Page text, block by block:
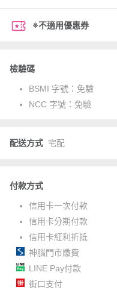
※不適用優惠券
檢驗碼
BSMI 字號： 免驗
NCC 字號： 免驗
配送方式 宅配
付款方式
信用卡一次付款
信用卡分期付款
信用卡紅利折抵
神腦門市繳費
LINE Pay付款
街口支付